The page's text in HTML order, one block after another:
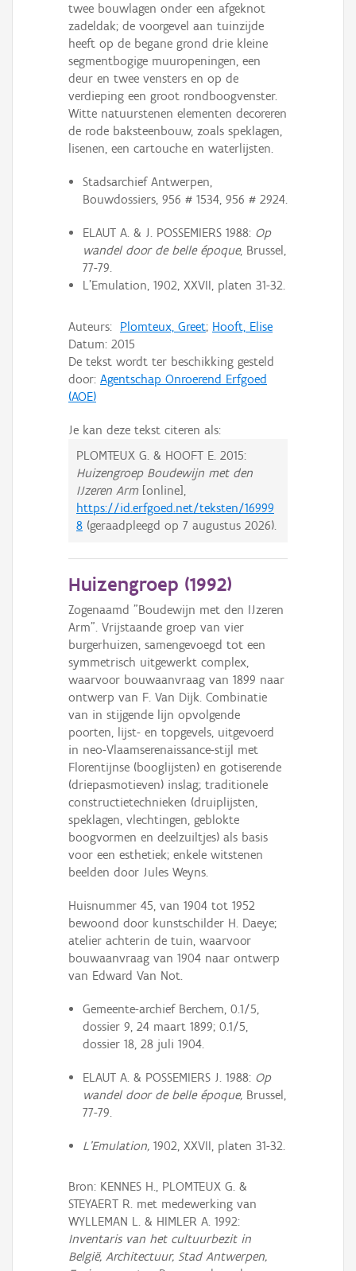
twee bouwlagen onder een afgeknot
zadeldak; de voorgevel aan tuinzijde
heeft op de begane grond drie kleine
segmentbogige muuropeningen, een
deur en twee vensters en op de
verdieping een groot rondboogvenster.
Witte natuurstenen elementen decoreren
de rode baksteenbouw, zoals speklagen,
lisenen, een cartouche en waterlijsten.
Stadsarchief Antwerpen,
Bouwdossiers, 956 # 1534, 956 # 2924.
ELAUT A. & J. POSSEMIERS 1988: Op
wandel door de belle époque, Brussel,
77-79.
L'Emulation, 1902, XXVII, platen 31-32.
Auteurs: Plomteux, Greet; Hooft, Elise
Datum: 2015
De tekst wordt ter beschikking gesteld
door: Agentschap Onroerend Erfgoed
(AOE)
Je kan deze tekst citeren als:
PLOMTEUX G. & HOOFT E. 2015:
Huizengroep Boudewijn met den
IJzeren Arm [online],
https://id.erfgoed.net/teksten/16999
8 (geraadpleegd op 7 augustus 2026).
Huizengroep (1992)
Zogenaamd "Boudewijn met den IJzeren
Arm". Vrijstaande groep van vier
burgerhuizen, samengevoegd tot een
symmetrisch uitgewerkt complex,
waarvoor bouwaanvraag van 1899 naar
ontwerp van F. Van Dijk. Combinatie
van in stijgende lijn opvolgende
poorten, lijst- en topgevels, uitgevoerd
in neo-Vlaamserenaissance-stijl met
Florentijnse (booglijsten) en gotiserende
(driepasmotieven) inslag; traditionele
constructietechnieken (druiplijsten,
speklagen, vlechtingen, geblokte
boogvormen en deelzuiltjes) als basis
voor een esthetiek; enkele witstenen
beelden door Jules Weyns.
Huisnummer 45, van 1904 tot 1952
bewoond door kunstschilder H. Daeye;
atelier achterin de tuin, waarvoor
bouwaanvraag van 1904 naar ontwerp
van Edward Van Not.
Gemeente-archief Berchem, 0.1/5,
dossier 9, 24 maart 1899; 0.1/5,
dossier 18, 28 juli 1904.
ELAUT A. & POSSEMIERS J. 1988:Op
wandel door de belle époque, Brussel,
77-79.
L'Emulation, 1902, XXVII, platen 31-32.
Bron: KENNES H., PLOMTEUX G. &
STEYAERT R. met medewerking van
WYLLEMAN L. & HIMLER A. 1992:
Inventaris van het cultuurbezit in
België, Architectuur, Stad Antwerpen,